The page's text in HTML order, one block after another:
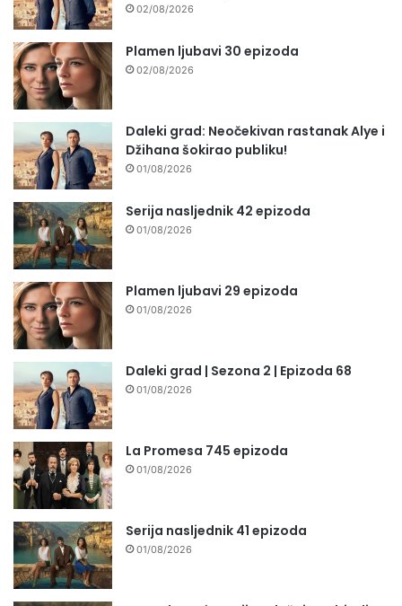
02/08/2026
Plamen ljubavi 30 epizoda
02/08/2026
Daleki grad: Neočekivan rastanak Alye i
Džihana šokirao publiku!
01/08/2026
Serija nasljednik 42 epizoda
01/08/2026
Plamen ljubavi 29 epizoda
01/08/2026
Daleki grad | Sezona 2 | Epizoda 68
01/08/2026
La Promesa 745 epizoda
01/08/2026
Serija nasljednik 41 epizoda
01/08/2026